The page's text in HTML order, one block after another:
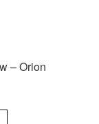
– Orion